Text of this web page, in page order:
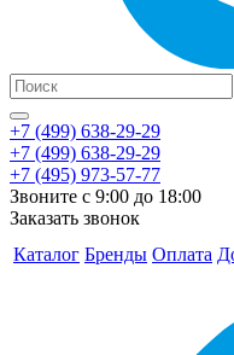
+7 (499) 638-29-29
+7 (499) 638-29-29
+7 (495) 973-57-77
Звоните с 9:00 до 18:00
Заказать звонок
Каталог Бренды Оплата